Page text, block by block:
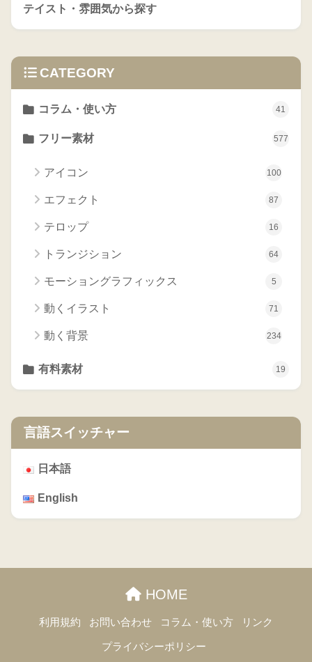
テイスト・雰囲気から探す
CATEGORY
コラム・使い方 41
フリー素材 577
アイコン 100
エフェクト 87
テロップ 16
トランジション 64
モーショングラフィックス 5
動くイラスト 71
動く背景 234
有料素材 19
言語スイッチャー
日本語
English
HOME
利用規約 お問い合わせ コラム・使い方 リンク
プライバシーポリシー